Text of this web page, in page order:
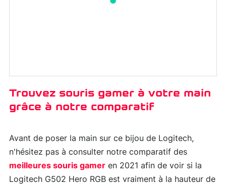
Trouvez souris gamer à votre main
grâce à notre comparatif
Avant de poser la main sur ce bijou de Logitech,
n'hésitez pas à consulter notre comparatif des
meilleures souris gamer en 2021 afin de voir si la
Logitech G502 Hero RGB est vraiment à la hauteur de